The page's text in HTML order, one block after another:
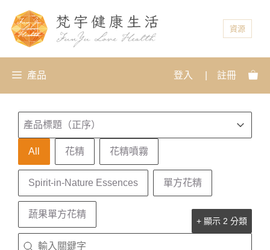
資源
產品 登入 註冊
排序
Sort content
產品標題（正序）
Sort content
產品分類
All 花精 花精噴霧
Spirit-in-Nature Essences 單方花精
蔬果單方花精
+ 顯示 2 分類
搜尋
Search content